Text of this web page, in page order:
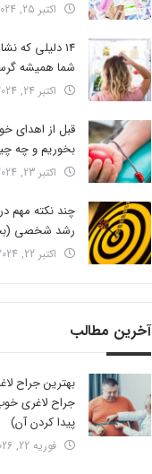
اکتبر 25, 2024
14 دلیلی که
شما همیشه
اکتبر 24, 2024
قبل از اهدای
بخوریم و چه
اکتبر 23, 2024
چند نکته مهم
رشد شخصی
اکتبر 22, 2024
آخرین مطالب
جراح لاغری
پیدا کردن آن)
فوریه 22, 2026